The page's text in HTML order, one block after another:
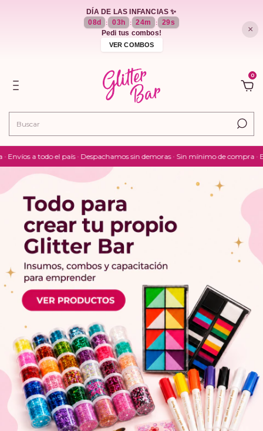
×
DÍA DE LAS INFANCIAS ✨
08d : 03h : 24m : 27s
Pedi tus combos!
VER COMBOS
0
país · Despachamos sin demoras · Sin mínimo de compra · Envíos en el